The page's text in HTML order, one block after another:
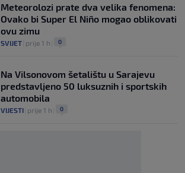
Meteorolozi prate dva velika fenomena:
Ovako bi Super El Niño mogao oblikovati
ovu zimu
SVIJET prije 1 h 0
Na Vilsonovom šetalištu u Sarajevu
predstavljeno 50 luksuznih i sportskih
automobila
VIJESTI prije 1 h 0